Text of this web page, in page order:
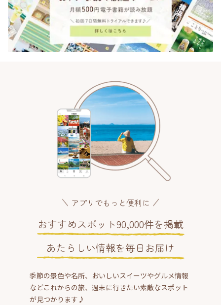
アプリでもっと便利に
おすすめスポット90,000件を掲載
あたらしい情報を毎日お届け
季節の景色や名所、おいしいスイーツやグルメ情報
などこれからの旅、週末に行きたい素敵なスポット
が見つかります♪